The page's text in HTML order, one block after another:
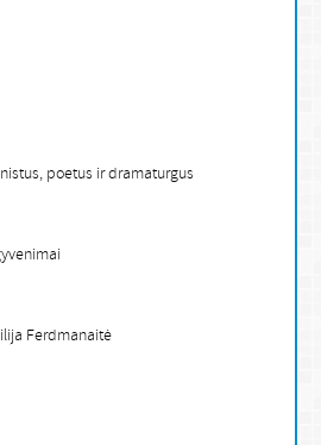
poetus ir dramaturgus
Ferdmanaitė